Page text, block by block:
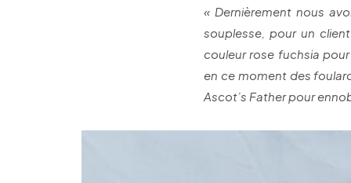
« Dernièrement nous
souplesse, pour un
couleur rose fuchsia
en ce moment des
Ascot’s Father pour